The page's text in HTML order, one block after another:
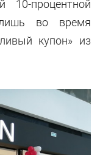
10-процентной
во время
купон» из